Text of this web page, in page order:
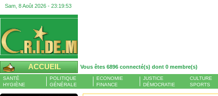
Sam, 8 Août 2026 - 23:19:54
ACCUEIL Vous êtes 6896 connecté(s) dont 0 membre(s)
SANTÉ
HYGIÈNE
POLITIQUE
GÉNÉRALE
ECONOMIE
FINANCE
JUSTICE
DÉMOCRATIE
CULTURE
SPORTS